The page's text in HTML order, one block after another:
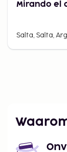
Mirando el
Salta, Salta,